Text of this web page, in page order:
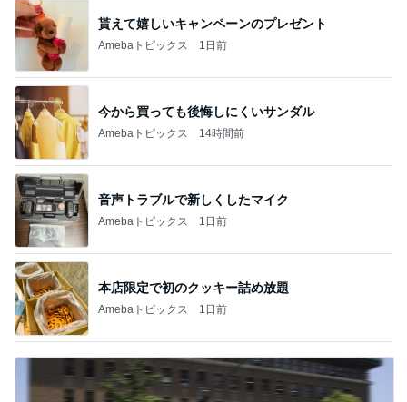
貰えて嬉しいキャンペーンのプレゼント
Amebaトピックス 1日前
今から買っても後悔しにくいサンダル
Amebaトピックス 14時間前
音声トラブルで新しくしたマイク
Amebaトピックス 1日前
本店限定で初のクッキー詰め放題
Amebaトピックス 1日前